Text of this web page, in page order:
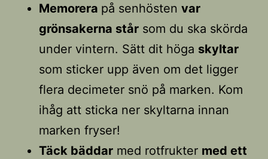
Memorera på senhösten var
grönsakerna står som du ska skörda
under vintern. Sätt dit höga skyltar
som sticker upp även om det ligger
flera decimeter snö på marken. Kom
ihåg att sticka ner skyltarna innan
marken fryser!
Täck bäddar med rotfrukter med ett